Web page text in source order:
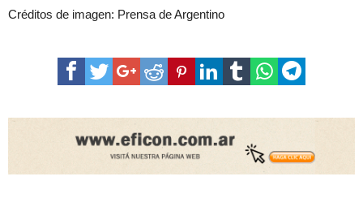
Créditos de imagen: Prensa de Argentino